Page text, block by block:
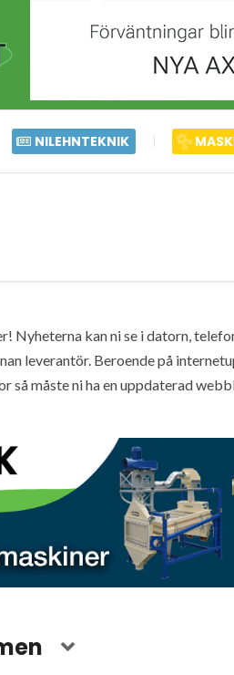
NILEHNTEKNIK
Nyheterna kan ni se i datorn,
leverantör. Beroende på
så måste ni ha en uppdaterad